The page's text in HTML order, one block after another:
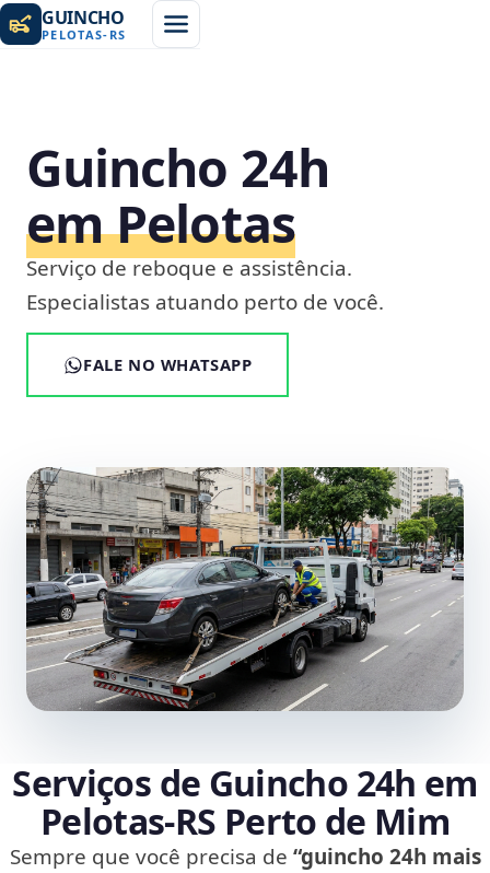
GUINCHO
PELOTAS- RS
Guincho 24h
em Pelotas
Serviço de reboque e assistência.
Especialistas atuando perto de você.
FALE NO WHATSAPP
Serviços de Guincho 24h em
Pelotas‑RS Perto de Mim
Sempre que você precisa de “guincho 24h mais